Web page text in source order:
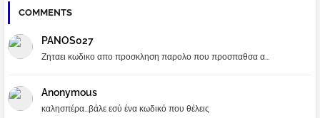
COMMENTS
PANOS027
Ζηταει κωδικο απο προσκληση παρολο που προσπαθσα α...
Anonymous
καλησπέρα...βάλε εσύ ένα κωδικό που θέλεις